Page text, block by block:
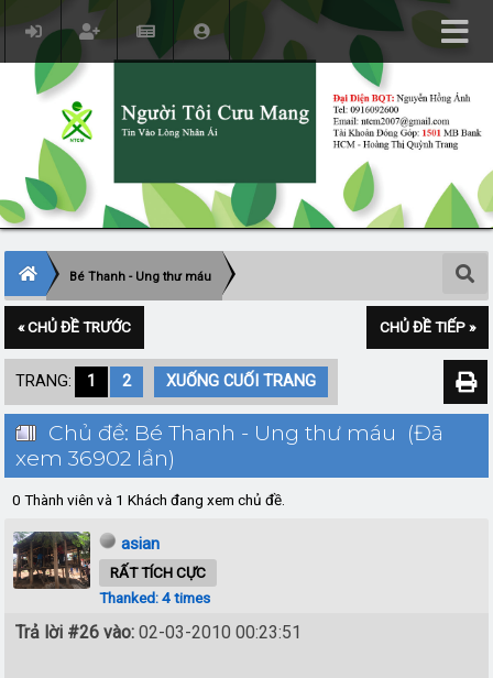
Bé Thanh - Ung thư máu
« CHỦ ĐỀ TRƯỚC CHỦ ĐỀ TIẾP »
TRANG: 1 2 XUỐNG CUỐI TRANG
Chủ đề: Bé Thanh - Ung thư máu (Đã
xem 36902 lần)
0 Thành viên và 1 Khách đang xem chủ đề.
asian
RẤT TÍCH CỰC
Thanked: 4 times
Trả lời #26 vào: 02-03-2010 00:23:51